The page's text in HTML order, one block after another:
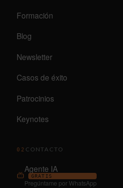
Formación
Blog
Newsletter
Casos de éxito
Patrocinios
Keynotes
02 CONTACTO
Agente IA
GRATIS
Pregúntame por WhatsApp